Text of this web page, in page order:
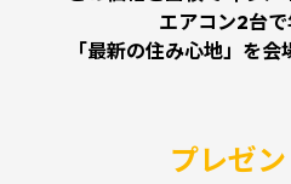
エアコン2台
「最新の住み心地」を会
プレゼ